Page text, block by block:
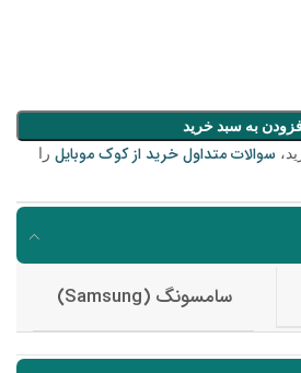
به سبد خرید
سوالات متداول خرید از کوک موبایل را
سامسونگ (Samsung)